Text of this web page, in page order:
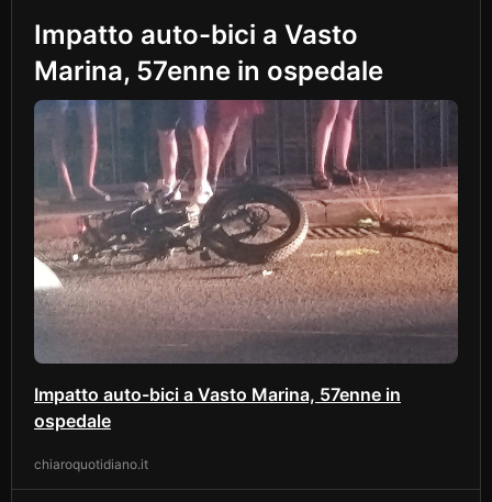
Impatto auto-bici a Vasto
Marina, 57enne in ospedale
Impatto auto-bici a Vasto Marina, 57enne in
ospedale
chiaroquotidiano.it